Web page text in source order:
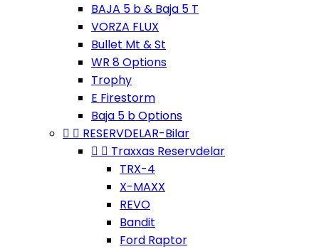
BAJA 5 b & Baja 5 T
VORZA FLUX
Bullet Mt & St
WR 8 Options
Trophy
E Firestorm
Baja 5 b Options
  RESERVDELAR-Bilar
  Traxxas Reservdelar
TRX-4
X-MAXX
REVO
Bandit
Ford Raptor